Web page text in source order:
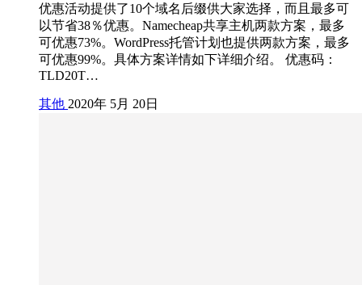
优惠活动提供了10个域名后缀供大家选择，而且最多可
以节省38％优惠。Namecheap共享主机两款方案，最多
可优惠73%。WordPress托管计划也提供两款方案，最多
可优惠99%。具体方案详情如下详细介绍。 优惠码：
TLD20T…
其他 2020年 5月 20日